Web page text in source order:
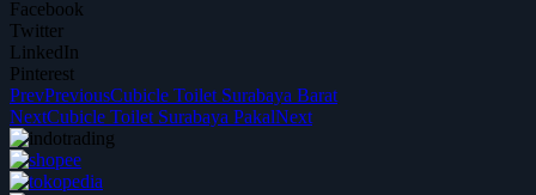
Facebook
Twitter
LinkedIn
Pinterest
PrevPreviousCubicle Toilet Surabaya Barat
NextCubicle Toilet Surabaya PakalNext